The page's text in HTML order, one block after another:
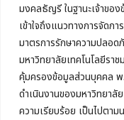
มงคลธัญรี ในฐานะเจ้าขอ
เข้าใจถึงแนวทางการจัดก
มาตรการรักษาความปลอ
มหาวิทยาลัยเทคโนโลยีร
คุ้มครองข้อมูลส่วนบุคคล พ.
ดำเนินงานของมหาวิทยาลั
ความเรียบร้อย เป็นไปตา
อำเภอคลองหลวง จังหวัด
Phone:+66 (0) 2549
E-mail:bus@rmutt.ac.th